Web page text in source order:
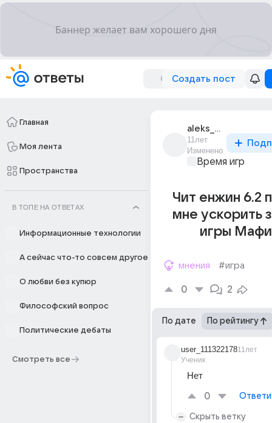
Создать пост
Главная
Моя лента
Пространства
В ТОПЕ НА ОТВЕТАХ
Информационные технологии
А сейчас что-то совсем другое
О любви без купюр
Философский вопрос
Политические дебаты
Смотреть все
aleks_meison_124
11лет
Изменено
Время игр
Чит енжин 6.2
мне ускорить
игры
мнения #игра
0 2
По дате По рейтингу
user_111322178
Ученик
11лет
Нет
0
Скрыть ветку